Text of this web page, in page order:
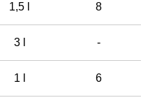
1,5 l 8
3 l -
1 l 6